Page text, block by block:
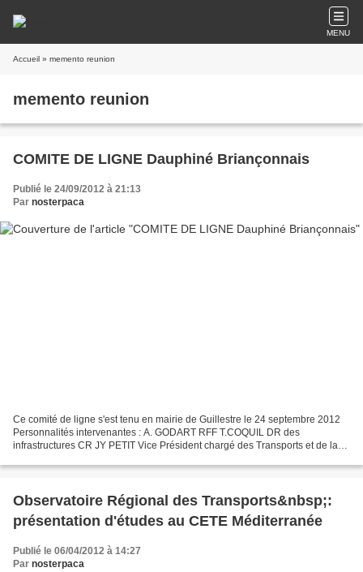
MENU
Accueil » memento reunion
memento reunion
COMITE DE LIGNE Dauphiné Briançonnais
Publié le 24/09/2012 à 21:13
Par nosterpaca
Ce comité de ligne s'est tenu en mairie de Guillestre le 24 septembre 2012
Personnalités intervenantes : A. GODART RFF T.COQUIL DR des
infrastructures CR JY PETIT Vice Président chargé des Transports et de la
Observatoire Régional des Transports&nbsp;:
présentation d'études au CETE Méditerranée
Publié le 06/04/2012 à 14:27
Par nosterpaca